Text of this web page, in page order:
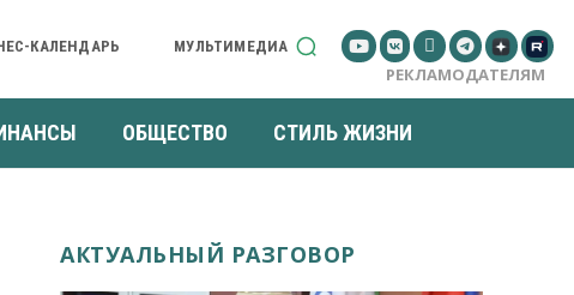
КАЛЕНДАРЬ МУЛЬТИМЕДИА
РЕКЛАМОДАТЕЛЯМ
ОБЩЕСТВО СТИЛЬ ЖИЗНИ
АКТУАЛЬНЫЙ РАЗГОВОР